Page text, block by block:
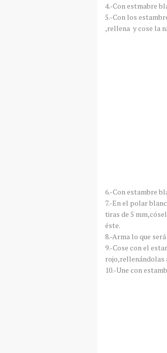
4.-Con estmabre
5.-Con los
,rellena y cose la
6.-Con estambre
7.-En el polar
tiras de 5
éste.
8.-Arma lo que
9.-Cose con el
rojo,rellenándolas
10.-Une con